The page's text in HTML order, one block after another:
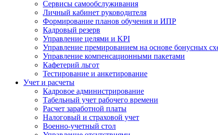
Сервисы самообслуживания
Личный кабинет руководителя
Формирование планов обучения и ИПР
Кадровый резерв
Управление целями и KPI
Управление премированием на основе бонусных
Управление компенсационными пакетами
Кафетерий льгот
Тестирование и анкетирование
Учет и расчеты
Кадровое администрирование
Табельный учет рабочего времени
Расчет заработной платы
Налоговый и страховой учет
Военно-учетный стол